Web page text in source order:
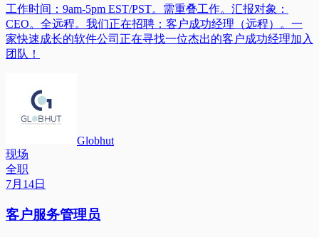
工作时间：9am-5pm EST/PST。需重叠工作。汇报对象：
CEO。全远程。我们正在招聘：客户成功经理（远程）。一
家快速成长的软件公司正在寻找一位杰出的客户成功经理加入
团队！
Globhut
现场
全职
7月14日
客户服务管理员